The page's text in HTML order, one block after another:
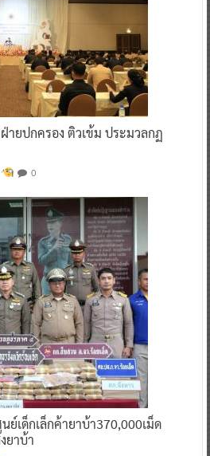
ายปกครอง ติวเข้ม ประมวลกฏ
0
ย์เด็กเล็กค้ายาบ้า370,000เม็ด
ยาบ้า